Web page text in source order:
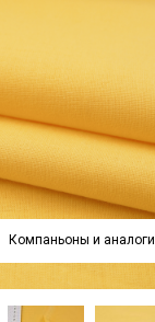
Компаньоны и аналоги